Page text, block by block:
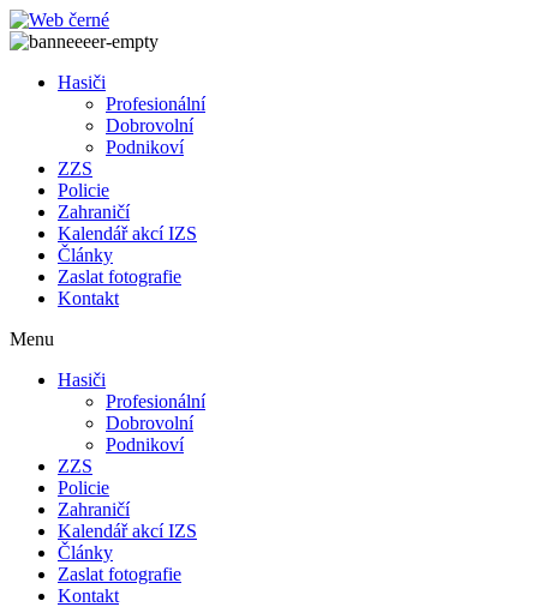
Přejít
k
Hasiči
Profesionální
Dobrovolní
Podnikoví
ZZS
Policie
Zahraničí
Kalendář akcí IZS
Články
Zaslat fotografie
Kontakt
Menu
Hasiči
Profesionální
Dobrovolní
Podnikoví
ZZS
Policie
Zahraničí
Kalendář akcí IZS
Články
Zaslat fotografie
Kontakt